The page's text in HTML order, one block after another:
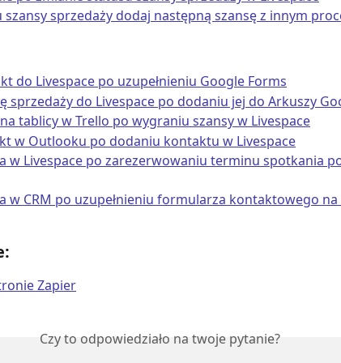
szansy sprzedaży dodaj następną szansę z innym
do Livespace po uzupełnieniu Google Forms
sprzedaży do Livespace po dodaniu jej do Arkuszy
tablicy w Trello po wygraniu szansy w Livespace
w Outlooku po dodaniu kontaktu w Livespace
w Livespace po zarezerwowaniu terminu spotkania
w CRM po uzupełnieniu formularza kontaktowego
Zapier
Czy to odpowiedziało na twoje pytanie?